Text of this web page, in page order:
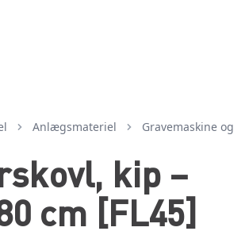
anlægsmateriel gravemaskine og
kip –
cm [FL45]